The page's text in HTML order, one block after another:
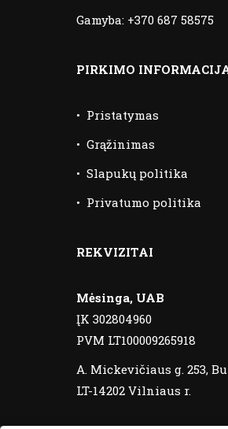
Gamyba: +370 687 58575
PIRKIMO
• Pristatymas
• Grąžinimas
• Slapukų politika
• Privatumo politika
REKVIZITAI
Mėsinga, UAB
ĮK 302804960
PVM LT100009265918
A. Mickevičiaus g. 253,
LT-14202 Vilniaus r.